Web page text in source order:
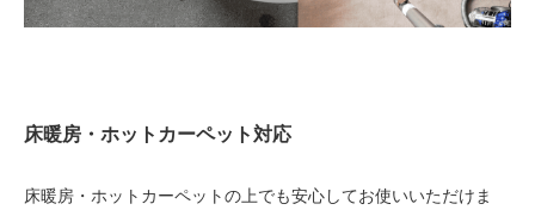
床暖房・ホットカーペット対応
床暖房・ホットカーペットの上でも安心してお使いいただけま